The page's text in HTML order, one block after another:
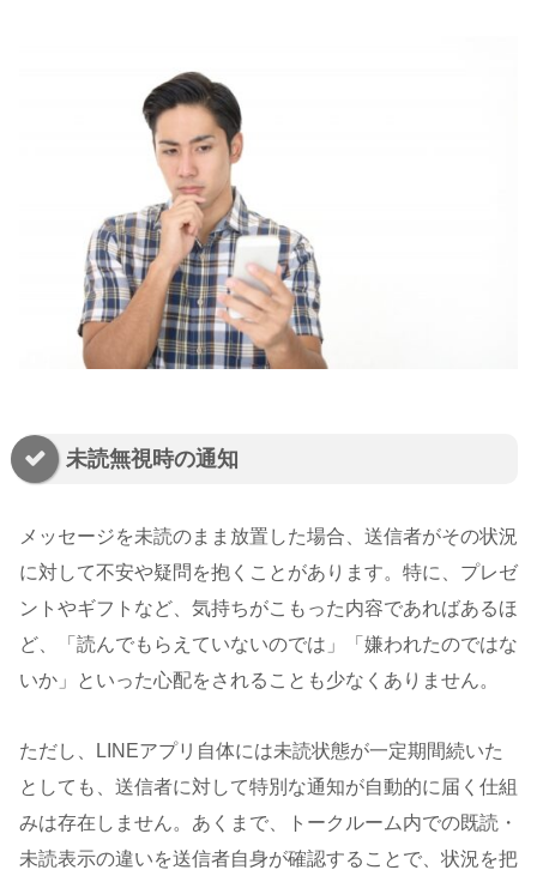
未読無視時の通知
メッセージを未読のまま放置した場合、送信者がその状況
に対して不安や疑問を抱くことがあります。特に、プレゼ
ントやギフトなど、気持ちがこもった内容であればあるほ
ど、「読んでもらえていないのでは」「嫌われたのではな
いか」といった心配をされることも少なくありません。
ただし、LINEアプリ自体には未読状態が一定期間続いた
としても、送信者に対して特別な通知が自動的に届く仕組
みは存在しません。あくまで、トークルーム内での既読・
未読表示の違いを送信者自身が確認することで、状況を把